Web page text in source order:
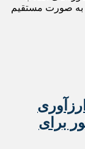
به صورت مستقیم
و ارزآوری
برای